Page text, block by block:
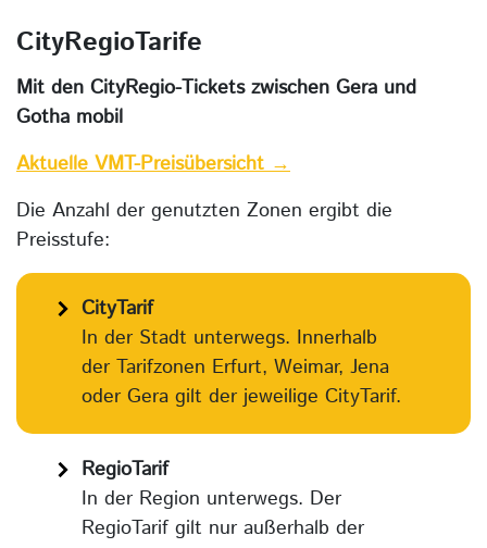
CityRegioTarife
Mit den CityRegio-Tickets zwischen Gera und
Gotha mobil
Aktuelle VMT-Preisübersicht →
Die Anzahl der genutzten Zonen ergibt die
Preisstufe:
CityTarif
In der Stadt unterwegs. Innerhalb
der Tarifzonen Erfurt, Weimar, Jena
oder Gera gilt der jeweilige CityTarif.
RegioTarif
In der Region unterwegs. Der
RegioTarif gilt nur außerhalb der